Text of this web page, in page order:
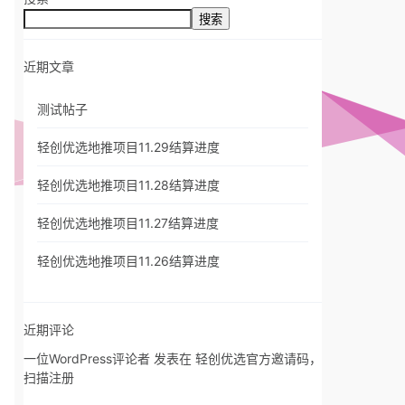
搜索
近期文章
测试帖子
轻创优选地推项目11.29结算进度
轻创优选地推项目11.28结算进度
轻创优选地推项目11.27结算进度
轻创优选地推项目11.26结算进度
近期评论
一位WordPress评论者 发表在 轻创优选官方邀请码，
扫描注册